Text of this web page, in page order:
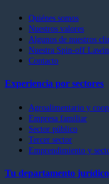
Quiénes somos
Nuestros valores
Algunos de nuestros
Nuestra Spin-off
Contacto
Experiencia por sectores
Agroalimentario y
Empresa familiar
Sector público
Tercer sector
Emprendimiento y
Tu departamento jurídico